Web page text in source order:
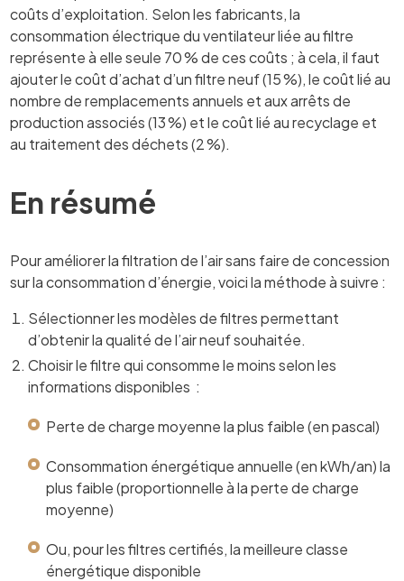
coûts d’exploitation. Selon les fabricants, la
consommation électrique du ventilateur liée au filtre
représente à elle seule 70 % de ces coûts ; à cela, il faut
ajouter le coût d’achat d’un filtre neuf (15 %), le coût lié au
nombre de remplacements annuels et aux arrêts de
production associés (13 %) et le coût lié au recyclage et
au traitement des déchets (2 %).
En résumé
Pour améliorer la filtration de l’air sans faire de concession
sur la consommation d’énergie, voici la méthode à suivre :
Sélectionner les modèles de filtres permettant
d’obtenir la qualité de l’air neuf souhaitée.
Choisir le filtre qui consomme le moins selon les
informations disponibles :
Perte de charge moyenne la plus faible (en pascal)
Consommation énergétique annuelle (en kWh/an) la
plus faible (proportionnelle à la perte de charge
moyenne)
Ou, pour les filtres certifiés, la meilleure classe
énergétique disponible